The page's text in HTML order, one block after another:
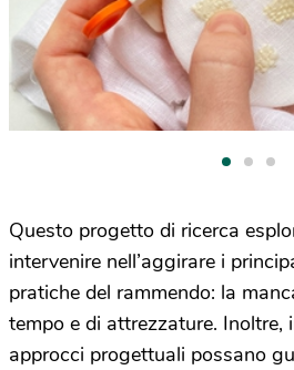
Questo progetto di ricerca
intervenire nell’aggirare i
pratiche del rammendo: la
tempo e di attrezzature. Inoltre,
approcci progettuali possano